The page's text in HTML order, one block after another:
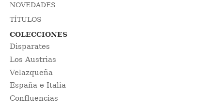
NOVEDADES
TÍTULOS
COLECCIONES
Disparates
Los Austrias
Velazqueña
España e Italia
Confluencias